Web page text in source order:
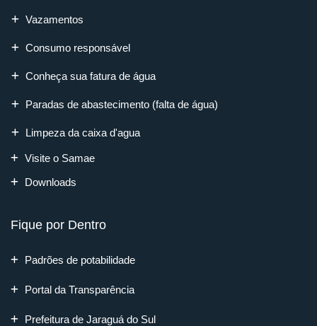
Vazamentos
Consumo responsável
Conheça sua fatura de água
Paradas de abastecimento (falta de água)
Limpeza da caixa d'agua
Visite o Samae
Downloads
Fique por Dentro
Padrões de potabilidade
Portal da Transparência
Prefeitura de Jaraguá do Sul